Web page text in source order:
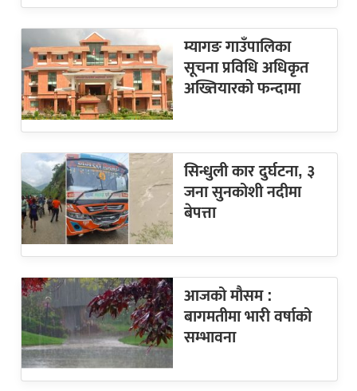
म्यागङ गाउँपालिका
सूचना प्रविधि अधिकृत
अख्तियारको फन्दामा
सिन्धुली कार दुर्घटना, ३
जना सुनकोशी नदीमा
बेपत्ता
आजको मौसम :
बागमतीमा भारी वर्षाको
सम्भावना